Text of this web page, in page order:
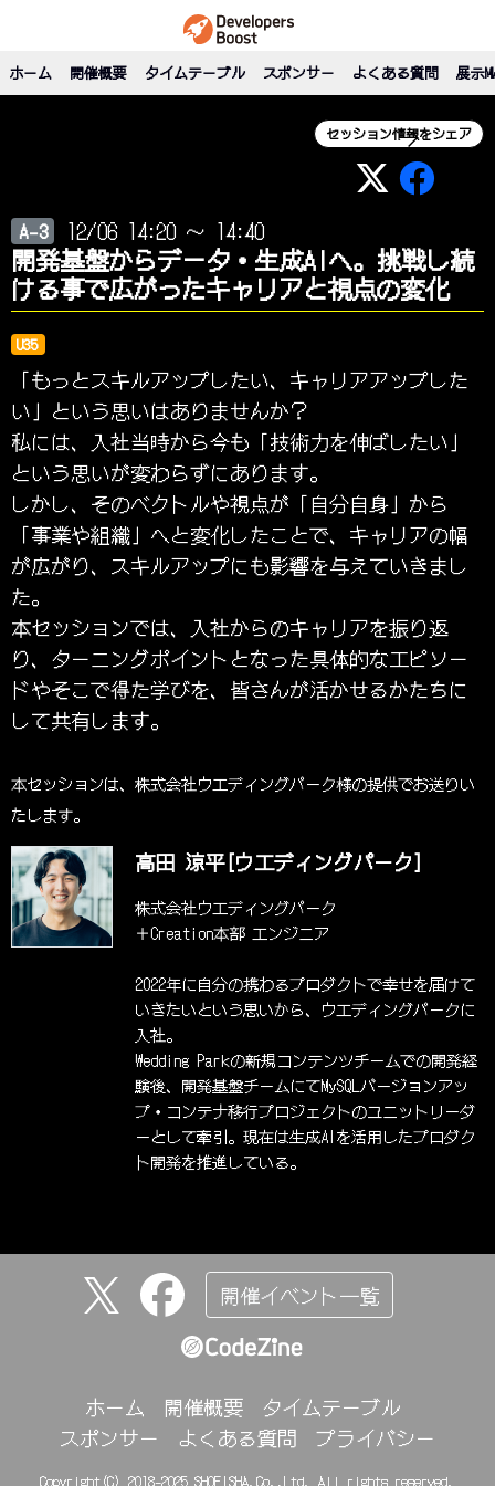
ホーム 開催概要 タイムテーブル スポンサー よくある質問 展示
セッション情報をシェア
A-3 12/06 14:20 ～ 14:40
開発基盤からデータ・生成AIへ。挑戦し続
ける事で広がったキャリアと視点の変化
U35
「もっとスキルアップしたい、キャリアアップした
い」という思いはありませんか？
私には、入社当時から今も「技術力を伸ばしたい」
という思いが変わらずにあります。
しかし、そのベクトルや視点が「自分自身」から
「事業や組織」へと変化したことで、キャリアの幅
が広がり、スキルアップにも影響を与えていきまし
た。
本セッションでは、入社からのキャリアを振り返
り、ターニングポイントとなった具体的なエピソー
ドやそこで得た学びを、皆さんが活かせるかたちに
して共有します。
本セッションは、株式会社ウエディングパーク様の提供でお送りい
たします。
高田 涼平[ウエディングパーク]
株式会社ウエディングパーク
＋Creation本部 エンジニア
2022年に自分の携わるプロダクトで幸せを届けて
いきたいという思いから、ウエディングパークに
入社。
Wedding Parkの新規コンテンツチームでの開発経
験後、開発基盤チームにてMySQLバージョンアッ
プ・コンテナ移行プロジェクトのユニットリーダ
ーとして牽引。現在は生成AIを活用したプロダク
ト開発を推進している。
開催イベント一覧
ホーム 開催概要
タイムテーブル
スポンサー
よくある質問 プライバシー
Copyright(C) 2018-2025 SHOEISHA.Co.,Ltd. All rights reserved.